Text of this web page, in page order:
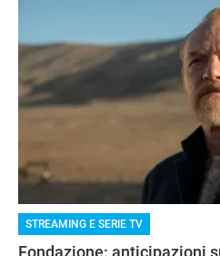
STREAMING E SERIE TV
Fondazione: anticipazioni